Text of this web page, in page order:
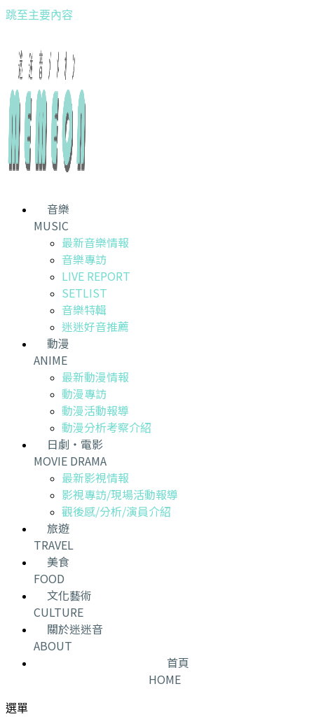
跳至主要內容
音樂
MUSIC
最新音樂情報
音樂專訪
LIVE REPORT
SETLIST
音樂特輯
迷迷好音推薦
動漫
ANIME
最新動漫情報
動漫專訪
動漫活動報導
動漫分析考察介紹
日劇・電影
MOVIE DRAMA
最新影視情報
影視專訪/現場活動報導
觀後感/分析/演員介紹
旅遊
TRAVEL
美食
FOOD
文化藝術
CULTURE
關於迷迷音
ABOUT
首頁
HOME
選單